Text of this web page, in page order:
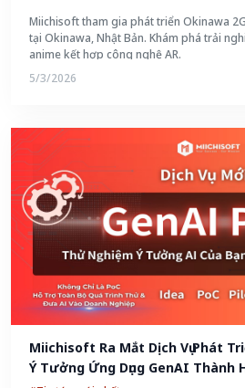
Miichisoft tham gia phát triển Okinawa
tại Okinawa, Nhật Bản. Khám phá trải
anime kết hợp công nghệ AR.
5/3/2026
Miichisoft Ra Mắt Dịch Vụ Phát
Ý Tưởng Ứng Dụng GenAI Thành